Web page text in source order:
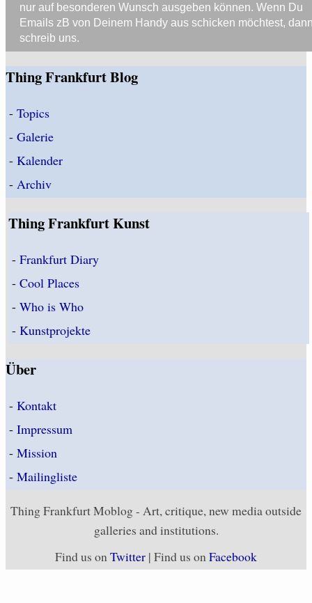
nur auf besonderen Wunsch ausgeben können. Wenn Du
Emails zB von Deinem Handy aus schicken möchtest,
schreib uns.
Thing Frankfurt Blog
- Topics
- Galerie
- Kalender
- Archiv
Thing Frankfurt Kunst
-Frankfurt Diary
-Cool Places
-Who is Who
-Kunstprojekte
Über
- Kontakt
- Impressum
- Mission
- Mailingliste
Thing Frankfurt Moblog - Art, critique, new media outside
galleries and institutions.
Find us onTwitter | Find us onFacebook